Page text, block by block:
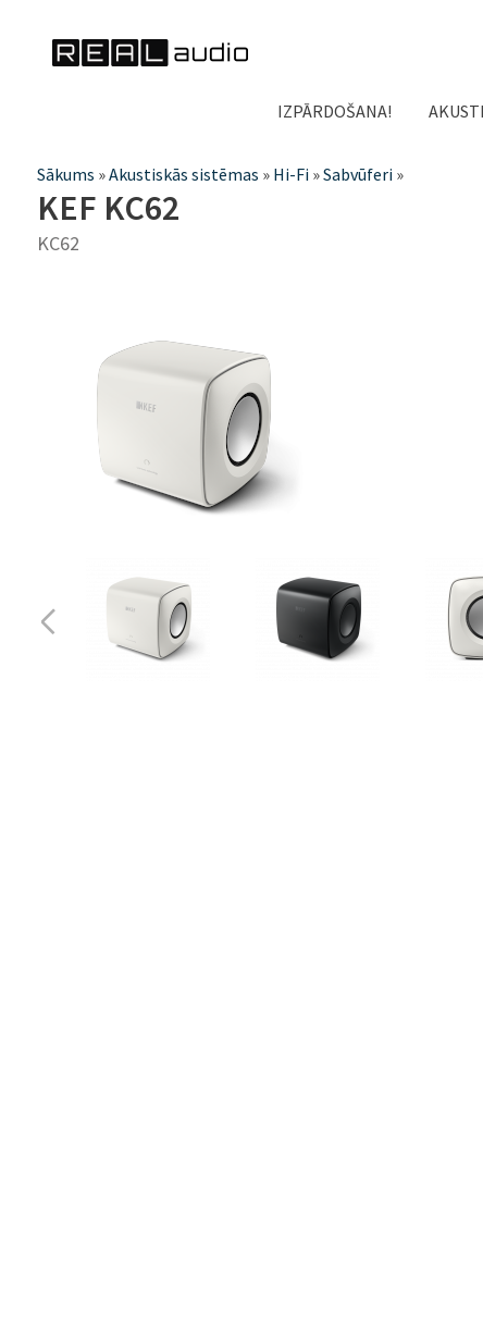
IZPĀRDOŠANA!
Jūs
atrodaties
šeit
Sākums »Akustiskās sistēmas » Hi-Fi »Sabvūferi »
KEF KC62
KC62